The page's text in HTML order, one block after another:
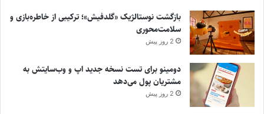
بازگشت نوستالژیک «گلدفیش»؛ ترکیبی از خاطره‌بازی و
سلامت‌محوری
2 روز پیش
دومینو برای تست نسخه جدید اپ و وب‌سایتش به
مشتریان پول می‌دهد
2 روز پیش